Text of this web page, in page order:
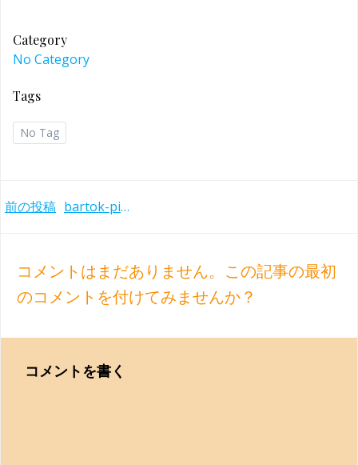
Category
No Category
Tags
No Tag
Post
前の投稿 bartok-piano-concertos-pollini-abbado-cso-1977
コメントはまだありません。この記事の最初
のコメントを付けてみませんか？
コメントを書く